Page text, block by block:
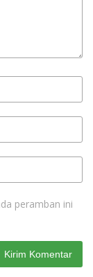
peramban ini